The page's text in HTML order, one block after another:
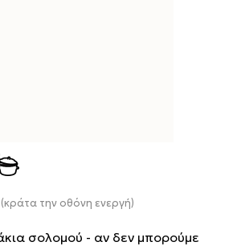
(κράτα την οθόνη ενεργή)
σολομού - αν δεν μπορούμε